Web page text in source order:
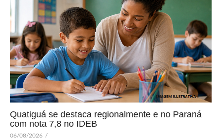
Quatiguá se destaca regionalmente e no Paraná
com nota 7,8 no IDEB
06/08/2026 /